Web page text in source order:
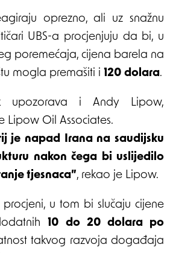
oprezno, ali uz snažnu
UBS-a procjenjuju da bi, u
poremećaja, cijena barela na
mogla premašiti i 120 dolara.
upozorava i Andy Lipow,
Lipow Oil Associates.
je napad Irana na saudijsku
nakon čega bi uslijedilo
tjesnaca”, rekao je Lipow.
u tom bi slučaju cijene
10 do 20 dolara po
takvog razvoja događaja